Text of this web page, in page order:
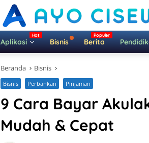
Aplikasi Bisnis Berita
Beranda Bisnis
Bisnis Perbankan Pinjaman
9 Cara Bayar
Mudah & Cepat